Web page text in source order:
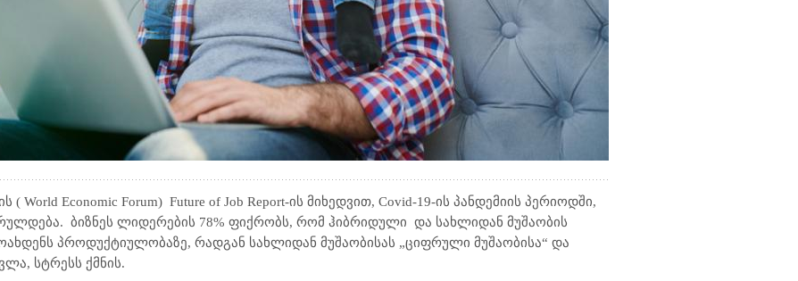
( World Economic Forum) Future of Job Report-ის მიხედვით, Covid-19-ის პანდემიის პერიოდში,
ბიზნეს ლიდერების 78% ფიქრობს, რომ ჰიბრიდული და სახლიდან მუშაობის
პროდუქტიულობაზე, რადგან სახლიდან მუშაობისას „ციფრული მუშაობისა“ და
სტრესს ქმნის.